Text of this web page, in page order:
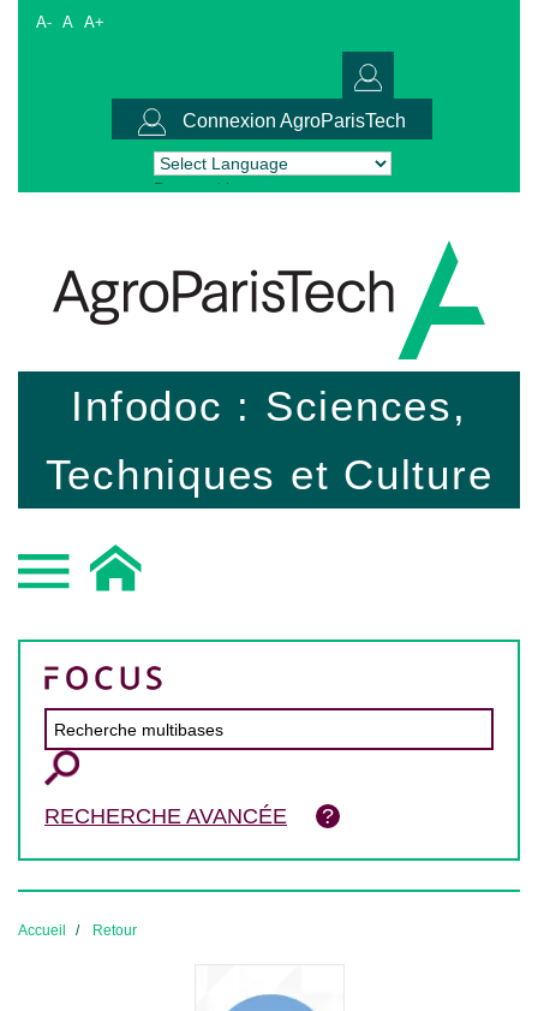
A- A A+
Connexion AgroParisTech
Powered by Translate
Infodoc : Sciences,
Techniques et Culture
RECHERCHE AVANCÉE
Accueil Retour